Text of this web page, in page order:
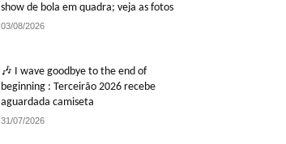
show de bola em quadra; veja as fotos
03/08/2026
🎶 I wave goodbye to the end of
beginning : Terceirão 2026 recebe
aguardada camiseta
31/07/2026